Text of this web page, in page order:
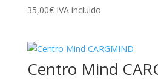
35,00€ IVA incluido
Centro Mind